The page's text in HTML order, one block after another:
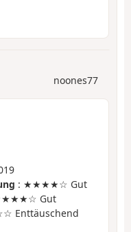
noones77
: ★★★★☆ Gut
Gut
Enttäuschend